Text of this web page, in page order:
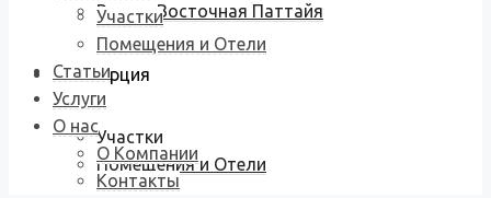
Виллы Восточная Паттайя
Коммерция
Участки
Помещения и Отели
Участки
Помещения и Отели
Статьи
Услуги
О нас
О Компании
Контакты